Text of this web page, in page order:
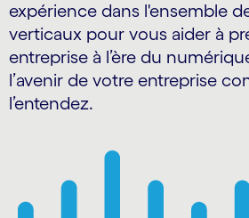
expérience dans l'ensemble
verticaux pour vous aider à
entreprise à l’ère du
l’avenir de votre entreprise
l’entendez.